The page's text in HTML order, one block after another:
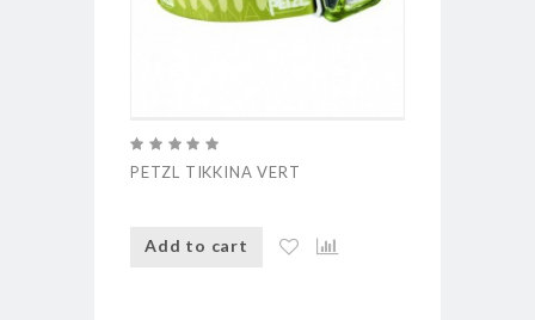
PETZL TIKKINA VERT
Add to cart